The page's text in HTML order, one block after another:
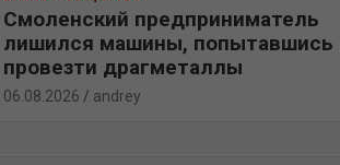
Смоленский предприниматель
лишился машины, попытавшись
провезти драгметаллы
06.08.2026 andrey